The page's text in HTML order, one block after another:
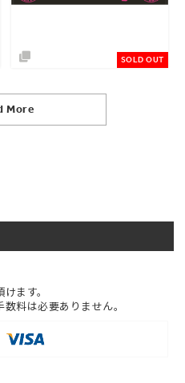
SOLD OUT
More
ます。
料は必要ありません。